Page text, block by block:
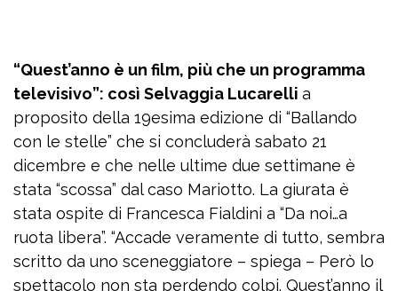
“Quest’anno è un film, più che un programma
televisivo”: così Selvaggia Lucarelli a
proposito della 19esima edizione di “Ballando
con le stelle” che si concluderà sabato 21
dicembre e che nelle ultime due settimane è
stata “scossa” dal caso Mariotto. La giurata è
stata ospite di Francesca Fialdini a “Da noi…a
ruota libera”. “Accade veramente di tutto, sembra
scritto da uno sceneggiatore – spiega – Però lo
spettacolo non sta perdendo colpi. Quest’anno il